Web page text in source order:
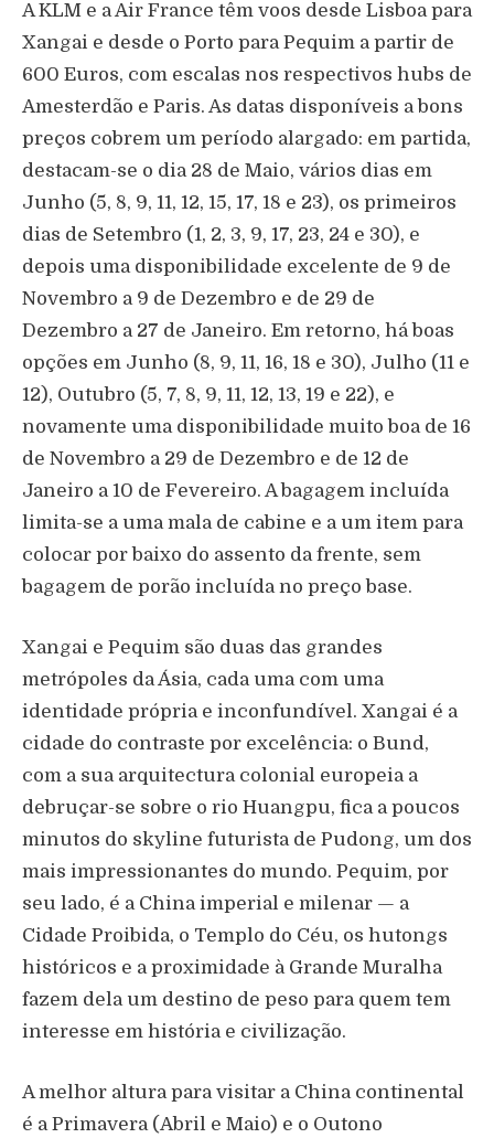
A KLM e a Air France têm voos desde Lisboa para
Xangai e desde o Porto para Pequim a partir de
600 Euros, com escalas nos respectivos hubs de
Amesterdão e Paris. As datas disponíveis a bons
preços cobrem um período alargado: em partida,
destacam-se o dia 28 de Maio, vários dias em
Junho (5, 8, 9, 11, 12, 15, 17, 18 e 23), os primeiros
dias de Setembro (1, 2, 3, 9, 17, 23, 24 e 30), e
depois uma disponibilidade excelente de 9 de
Novembro a 9 de Dezembro e de 29 de
Dezembro a 27 de Janeiro. Em retorno, há boas
opções em Junho (8, 9, 11, 16, 18 e 30), Julho (11 e
12), Outubro (5, 7, 8, 9, 11, 12, 13, 19 e 22), e
novamente uma disponibilidade muito boa de 16
de Novembro a 29 de Dezembro e de 12 de
Janeiro a 10 de Fevereiro. A bagagem incluída
limita-se a uma mala de cabine e a um item para
colocar por baixo do assento da frente, sem
bagagem de porão incluída no preço base.
Xangai e Pequim são duas das grandes
metrópoles da Ásia, cada uma com uma
identidade própria e inconfundível. Xangai é a
cidade do contraste por excelência: o Bund,
com a sua arquitectura colonial europeia a
debruçar-se sobre o rio Huangpu, fica a poucos
minutos do skyline futurista de Pudong, um dos
mais impressionantes do mundo. Pequim, por
seu lado, é a China imperial e milenar — a
Cidade Proibida, o Templo do Céu, os hutongs
históricos e a proximidade à Grande Muralha
fazem dela um destino de peso para quem tem
interesse em história e civilização.
A melhor altura para visitar a China continental
é a Primavera (Abril e Maio) e o Outono